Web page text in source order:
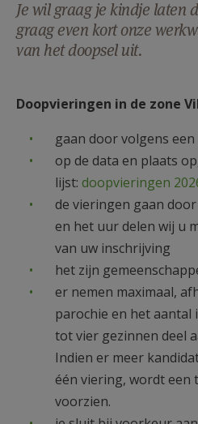
MIJN PAROCHIE
AANMELDEN OF
Je wil graag je kindje laten
graag even kort onze
van het doopsel uit.
Doopvieringen in de zone
gaan door volgens
op de data en plaats
lijst: doopvieringen
de vieringen gaan
en het uur delen wij u
van uw inschrijving
het zijn
er nemen maximaal,
parochie en het aantal
tot vier gezinnen deel
Indien er meer
één viering, wordt een
voorzien.